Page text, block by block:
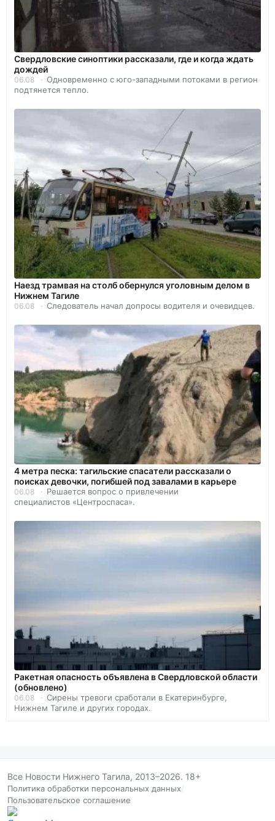
Свердловские синоптики рассказали, где и когда ждать
дождей
06.08
Одновременно с юго-западными потоками в регион
подтянется тепло.
Наезд трамвая на столб обернулся уголовным делом в
Нижнем Тагиле
06.08 Следователь начал допросы водителя и очевидцев.
4 метра песка: тагильские спасатели рассказали о
поисках девочки, погибшей под завалами в карьере
06.08
Решается вопрос о привлечении
специалистов «Центроспаса».
️Ракетная опасность объявлена в Свердловской области
(обновлено)
06.08
Сирены тревоги сработали в Екатеринбурге,
Нижнем Тагиле и других городах.
Все Новости Нижнего Тагила, 2013–2026. 18+
Политика обработки персональных данных/
Пользовательское соглашение